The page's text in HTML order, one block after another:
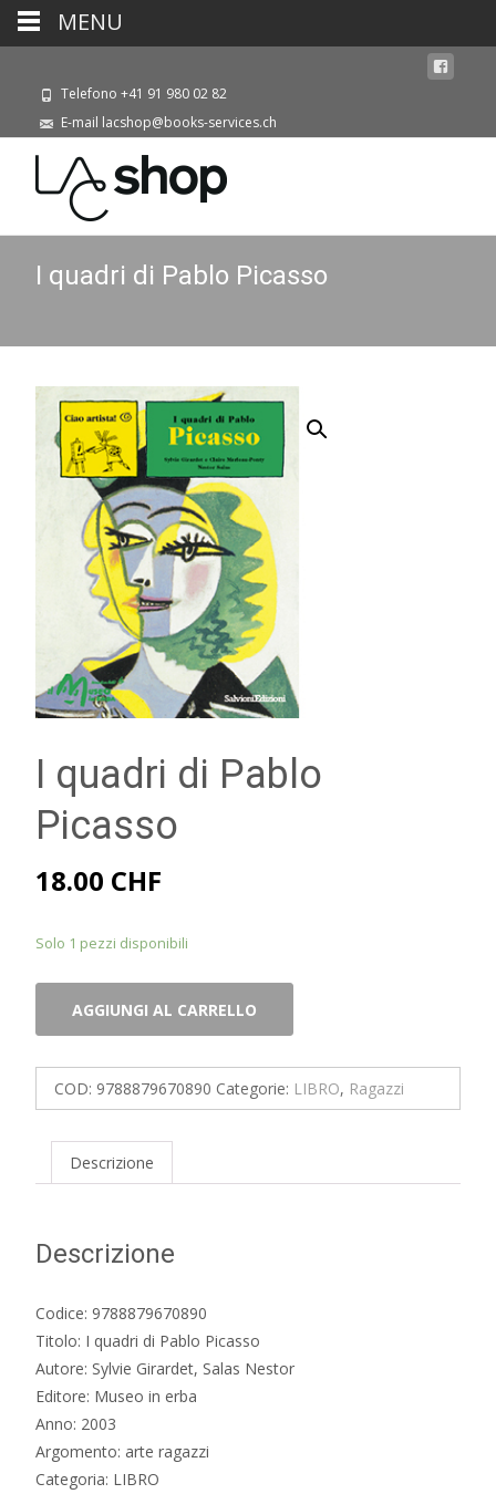
Telefono +41 91 980 02 82
E-mail lacshop@books-services.ch
I quadri di Pablo Picasso
I quadri di Pablo
Picasso
18.00 CHF
Solo 1 pezzi disponibili
quadri
Pablo
Picasso
AGGIUNGI AL CARRELLO
COD: 9788879670890 Categorie: LIBRO, Ragazzi
Descrizione
Descrizione
Codice: 9788879670890
Titolo: I quadri di Pablo Picasso
Autore: Sylvie Girardet, Salas Nestor
Editore: Museo in erba
Anno: 2003
Argomento: arte ragazzi
Categoria: LIBRO
MENU